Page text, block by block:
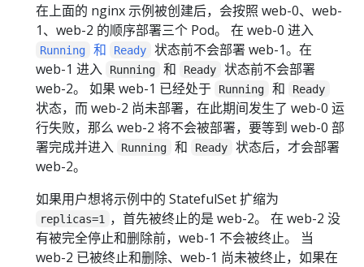
在上面的 nginx 示例被创建后，会按照 web-0、web-
1、web-2 的顺序部署三个 Pod。 在 web-0 进入
Running 和 Ready
状态前不会部署 web-1。在
web-1 进入
Running 和 Ready
状态前不会部署
web-2。 如果 web-1 已经处于
Running 和 Ready
状态，而 web-2 尚未部署，在此期间发生了 web-0 运
行失败，那么 web-2 将不会被部署，要等到 web-0 部
署完成并进入
Running 和 Ready
状态后，才会部署
web-2。
如果用户想将示例中的 StatefulSet 扩缩为
replicas=1
，首先被终止的是 web-2。 在 web-2 没
有被完全停止和删除前，web-1 不会被终止。 当
web-2 已被终止和删除、web-1 尚未被终止，如果在